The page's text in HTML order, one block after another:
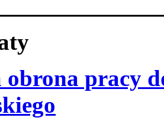
obrona pracy